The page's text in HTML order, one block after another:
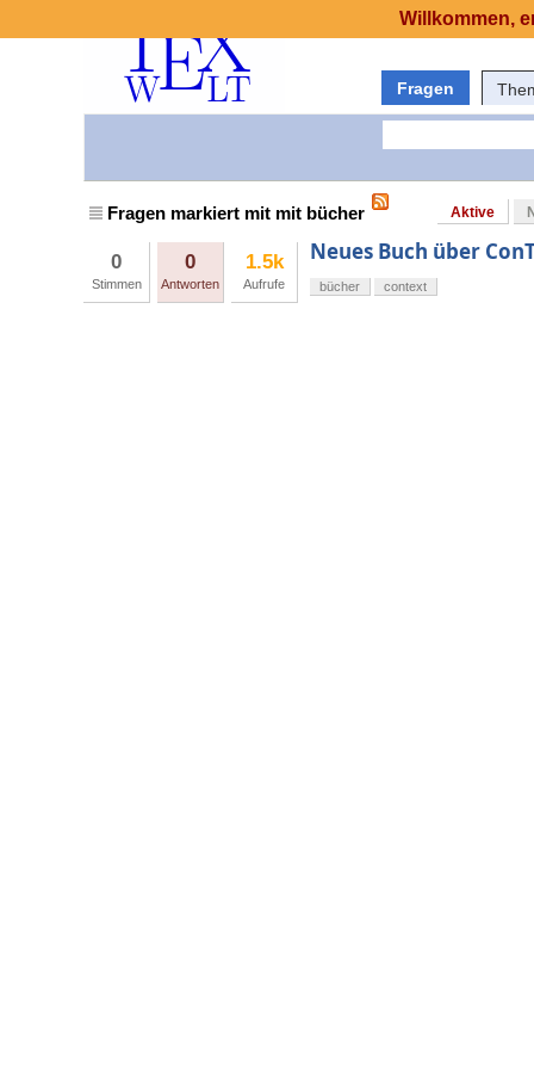
Fragen
Fragen markiert mit mit bücher Aktive
0
Stimmen
0
Antworten
1.5k
Aufrufe
Neues Buch über
bücher context
Willkommen,